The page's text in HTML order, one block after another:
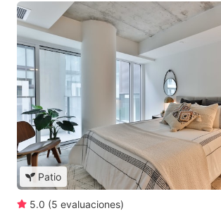
Patio
5.0 (5 evaluaciones)